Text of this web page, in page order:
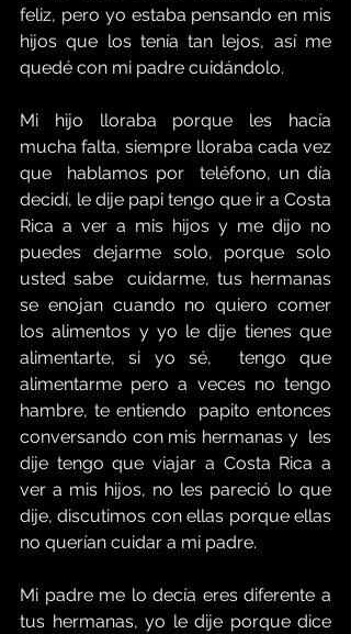
feliz, pero yo estaba pensando en mis
hijos que los tenía tan lejos, así me
quedé con mi padre cuidándolo.
Mi hijo lloraba porque les hacía
mucha falta, siempre lloraba cada vez
que  hablamos por  teléfono, un día
decidí, le dije papi tengo que ir a Costa
Rica a ver a mis hijos y me dijo no
puedes dejarme solo, porque solo
usted sabe  cuidarme, tus hermanas
se enojan cuando no quiero comer
los alimentos y yo le dije tienes que
alimentarte, si yo sé,  tengo que
alimentarme pero a veces no tengo
hambre, te entiendo  papito entonces
conversando con mis hermanas y  les
dije tengo que viajar a Costa Rica a
ver a mis hijos, no les pareció lo que
dije, discutimos con ellas porque ellas
no querían cuidar a mi padre.
Mi padre me lo decía eres diferente a
tus hermanas, yo le dije porque dice